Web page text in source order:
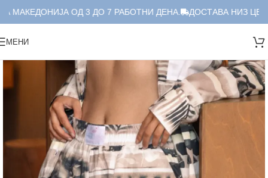
МАКЕДОНИЈА ОД 3 ДО 7 РАБОТНИ ДЕНА. ДОСТАВА НИЗ
МЕНИ